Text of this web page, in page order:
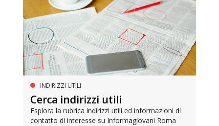
INDIRIZZI UTILI
Cerca indirizzi utili
Esplora la rubrica indirizzi utili ed informazioni di
contatto di interesse su Informagiovani Roma